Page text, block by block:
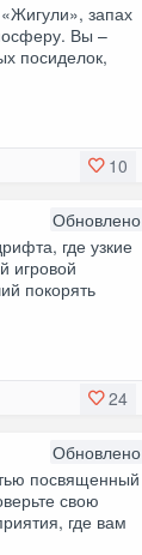
запах
Вы –
посиделок,
10
Обновлено
где узкие
игровой
покорять
24
Обновлено
посвященный
свою
где вам